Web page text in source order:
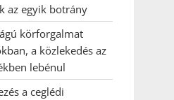
az egyik botrány
körforgalmat
a közlekedés az
lebénul
a ceglédi